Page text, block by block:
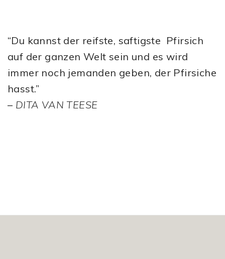
“Du kannst der reifste, saftigste Pfirsich
auf der ganzen Welt sein und es wird
immer noch jemanden geben, der Pfirsiche
hasst.”
– DITA VAN TEESE